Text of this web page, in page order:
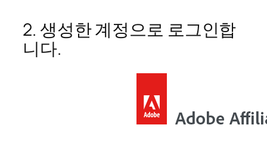
2. 생성한 계정으로 로그인합
니다.